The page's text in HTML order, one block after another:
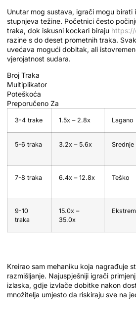
Unutar mog sustava, igrači mogu birati
stupnjeva težine. Početnici često
traka, dok iskusni kockari biraju
razine s do deset prometnih traka.
uvećava mogući dobitak, ali
vjerojatnost sudara.
Broj Traka
Multiplikator
Poteškoća
Preporučeno Za
3-4 trake 1.5x – 2.8x Lagano
5-6 traka 3.2x – 5.6x Srednje
7-8 traka 6.4x – 12.8x Teško
9-10
traka
15.0x –
35.0x
Kreirao sam mehaniku koja nagrađuje
razmišljanje. Najuspješniji igrači
izlaska, gdje izvlače dobitke nakon
množitelja umjesto da riskiraju sve na